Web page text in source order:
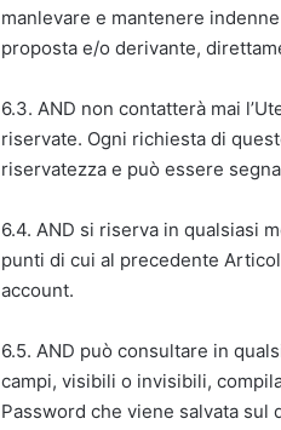
manlevare e mantenere
proposta e/o derivante,
6.3. AND non contatterà mai
riservate. Ogni richiesta di
riservatezza e può essere
6.4. AND si riserva in qualsiasi
punti di cui al precedente
account.
6.5. AND può consultare in
campi, visibili o invisibili,
Password che viene salvata sul